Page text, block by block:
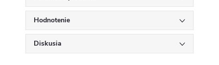
Hodnotenie
Diskusia